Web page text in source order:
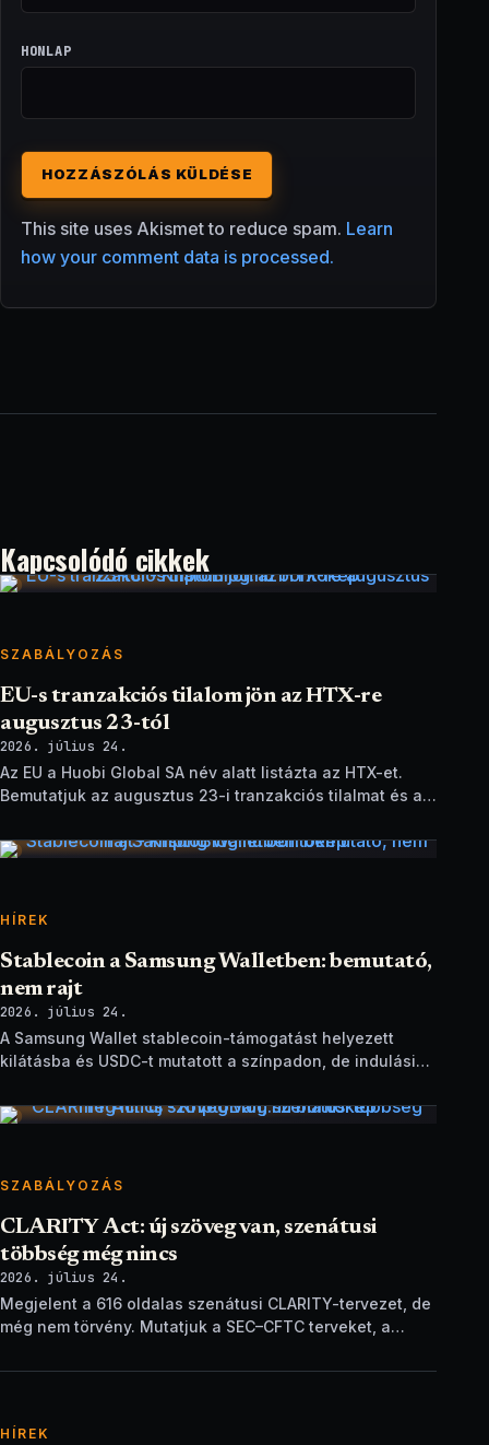
HONLAP
This site uses Akismet to reduce spam. Learn
how your comment data is processed.
Kapcsolódó cikkek
SZABÁLYOZÁS
EU-s tranzakciós tilalom jön az HTX-re
augusztus 23-tól
2026. július 24.
Az EU a Huobi Global SA név alatt listázta az HTX-et.
Bemutatjuk az augusztus 23-i tranzakciós tilalmat és a
HÍREK
Stablecoin a Samsung Walletben: bemutató,
nem rajt
2026. július 24.
A Samsung Wallet stablecoin-támogatást helyezett
kilátásba és USDC-t mutatott a színpadon, de indulási
SZABÁLYOZÁS
CLARITY Act: új szöveg van, szenátusi
többség még nincs
2026. július 24.
Megjelent a 616 oldalas szenátusi CLARITY-tervezet, de
még nem törvény. Mutatjuk a SEC–CFTC terveket, a
HÍREK